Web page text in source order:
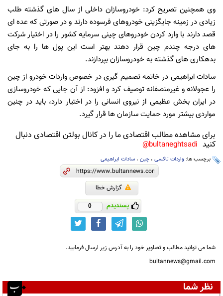
وی همچنین تصریح كرد: خودروسازان داخلی از سال های گذشته طلب
زیادی در زمینه جایگزینی خودروهای فرسوده دارند و در صورتی كه عده ای
قصد دارند با وارد كردن خودروهای چینی سرمایه كشور را در اختیار شركت
های درجه چندم چین قرار دهند بهتر است این پول ها را به جای
بدهكاری های گذشته به خودروسازان بپردازند.
سادات ابراهیمی در خاتمه تصمیم گیری در خصوص واردات خودرو از چین
را عجولانه و غیرمنصفانه توصیف كرد و افزود: از آن جایی كه خودروسازی
در ایران بخش عظیمی از نیروی انسانی را در اختیار دارد، باید در چنین
مواردی بیشتر مورد حمایت سازمان ها قرار گیرد.
برای مشاهده مطالب اقتصادی ما را در کانال بولتن اقتصادی دنبال
کنید bultaneghtsadi@
برچسب ها: واردات تاکسی ، چین ، سادات ابراهیمی
گزارش خطا
پسندیدم 0
شما می توانید مطالب و تصاویر خود را به آدرس زیر ارسال فرمایید.
bultannews@gmail.com
نظر شما